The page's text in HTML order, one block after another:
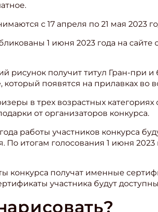
с 17 апреля по 21 мая 2023
1 июня 2023 года на сайте
рисунок получит титул Гран-при
появятся на прилавках во
в трех возрастных категориях
от организаторов конкурса.
работы участников конкурса
По итогам голосования 1 июня
конкурса получат именные
участника будут